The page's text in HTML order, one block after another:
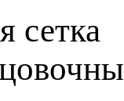
сетка